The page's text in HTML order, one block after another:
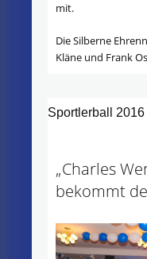
mit.
Die Silberne
Kläne und Frank
Sportlerball
„Charles
bekommt